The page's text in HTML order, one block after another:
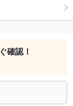
確認！